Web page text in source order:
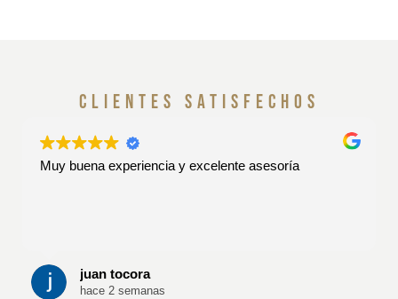
clientes satisfechos
Muy buena experiencia y excelente asesoría
juan tocora
hace 2 semanas